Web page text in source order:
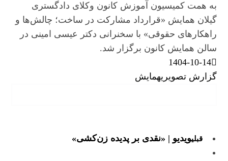
به همت کمیسیون آموزش کانون وکلای دادگستری
گیلان همایش «قرارداد مشارکت در ساخت؛ چالش‌ها و
راهکارهای حقوقی» با سخنرانی دکتر عیسی امینی در
سالن همایش کانون برگزار شد.
1404-10-14
گزارش تصویریهمایش
قبلیویدیو | «نقدی بر پدیده زن‌کشی»